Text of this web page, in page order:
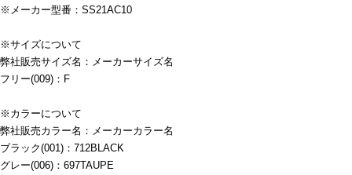
※メーカー型番：SS21AC10
※サイズについて
弊社販売サイズ名：メーカーサイズ名
フリー(009)：F
※カラーについて
弊社販売カラー名：メーカーカラー名
ブラック(001)：712BLACK
グレー(006)：697TAUPE